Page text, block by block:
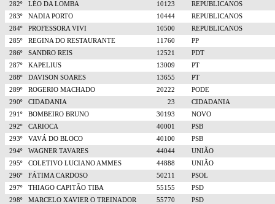
282º
LÉO DA LOMBA 10123
REPUBLICANOS
283º
NADIA PORTO 10444
REPUBLICANOS
284º
PROFESSORA VIVI 10500
REPUBLICANOS
285º
REGINA DO RESTAURANTE 11760
PP
286º
SANDRO REIS 12521
PDT
287º
KAPELIUS 13009
PT
288º
DAVISON SOARES 13655
PT
289º
ROGERIO MACHADO 20222
PODE
290º
CIDADANIA 23
CIDADANIA
291º
BOMBEIRO BRUNO 30193
NOVO
292º
CARIOCA 40001
PSB
293º
VAVÁ DO BLOCO 40100
PSB
294º
WAGNER TAVARES 44044
UNIÃO
295º
COLETIVO LUCIANO AMMES 44888
UNIÃO
296º
FÁTIMA CARDOSO 50211
PSOL
297º
THIAGO CAPITÃO TIBA 55155
PSD
298º
MARCELO XAVIER O TREINADOR 55770
PSD